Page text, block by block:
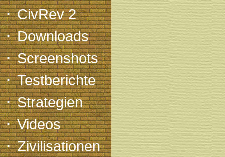
·CivRev 2
·Downloads
·Screenshots
·Testberichte
·Strategien
·Videos
·Zivilisationen